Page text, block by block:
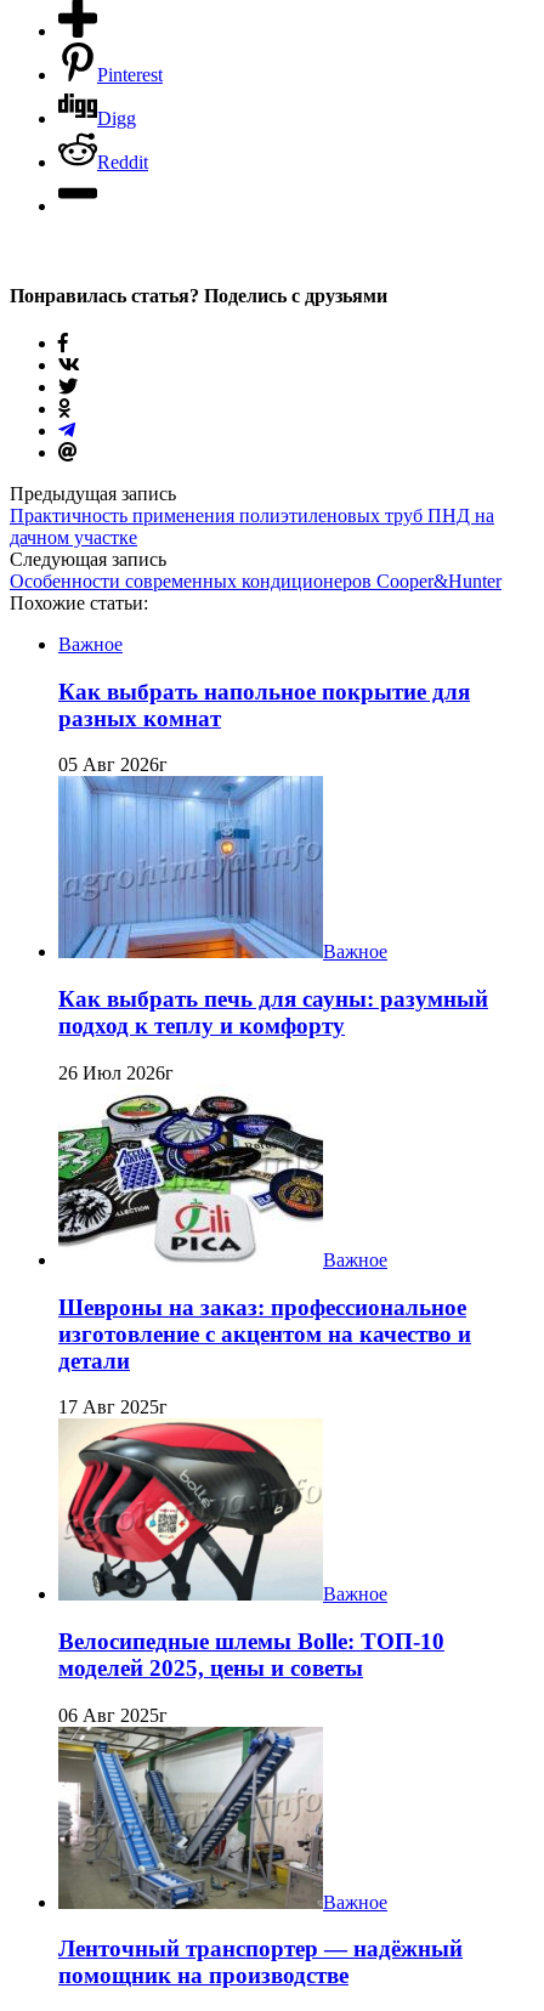
Pinterest
Digg
Reddit
Понравилась статья? Поделись с друзьями
Предыдущая запись
Практичность применения полиэтиленовых труб ПНД на
дачном участке
Следующая запись
Особенности современных кондиционеров Cooper&Hunter
Похожие статьи:
Важное
Как выбрать напольное покрытие для
разных комнат
05 Авг 2026г
Важное
Как выбрать печь для сауны: разумный
подход к теплу и комфорту
26 Июл 2026г
Важное
Шевроны на заказ: профессиональное
изготовление с акцентом на качество и
детали
17 Авг 2025г
Важное
Велосипедные шлемы Bolle: ТОП-10
моделей 2025, цены и советы
06 Авг 2025г
Важное
Ленточный транспортер — надёжный
помощник на производстве